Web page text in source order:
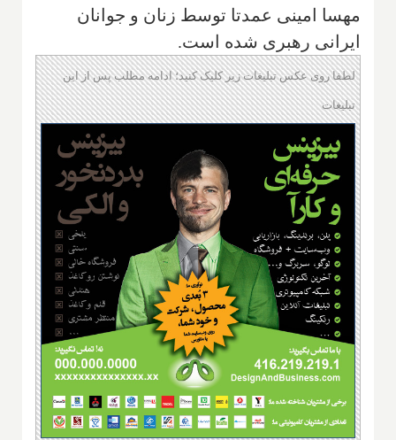
مهسا امینی عمدتا توسط زنان و جوانان
ایرانی رهبری شده است.
لطفا روی عکس تبلیغات زیر کلیک کنید؛ ادامه مطلب پس از این
تبلیغات